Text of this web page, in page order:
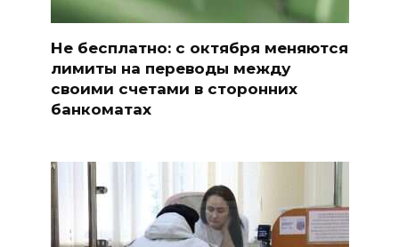
Не бесплатно: с октября меняются
лимиты на переводы между
своими счетами в сторонних
банкоматах